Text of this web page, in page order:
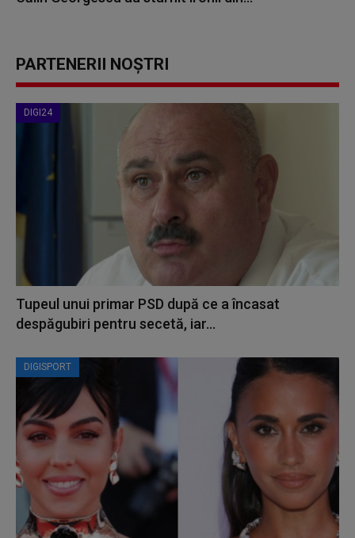
PARTENERII NOȘTRI
DIGI24
Tupeul unui primar PSD după ce a încasat
despăgubiri pentru secetă, iar...
DIGISPORT